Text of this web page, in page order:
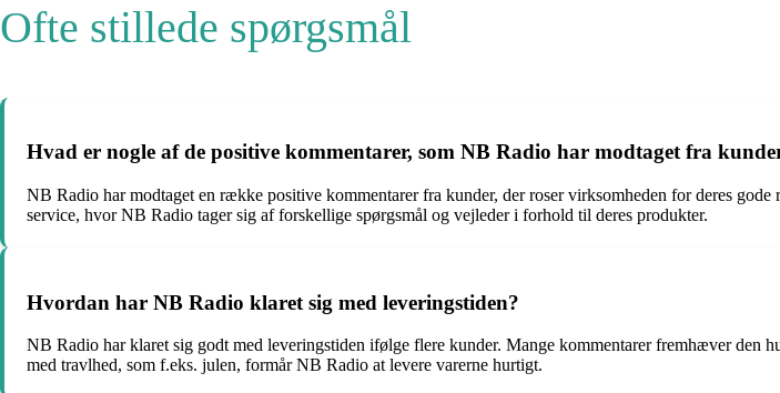
Ofte stillede spørgsmål
Hvad er nogle af de positive kommentarer, som NB Radio har modtaget fra
NB Radio har modtaget en række positive kommentarer fra kunder, der roser virksomheden for deres
service, hvor NB Radio tager sig af forskellige spørgsmål og vejleder i forhold til deres produkter.
Hvordan har NB Radio klaret sig med leveringstiden?
NB Radio har klaret sig godt med leveringstiden ifølge flere kunder. Mange kommentarer fremhæver den
med travlhed, som f.eks. julen, formår NB Radio at levere varerne hurtigt.